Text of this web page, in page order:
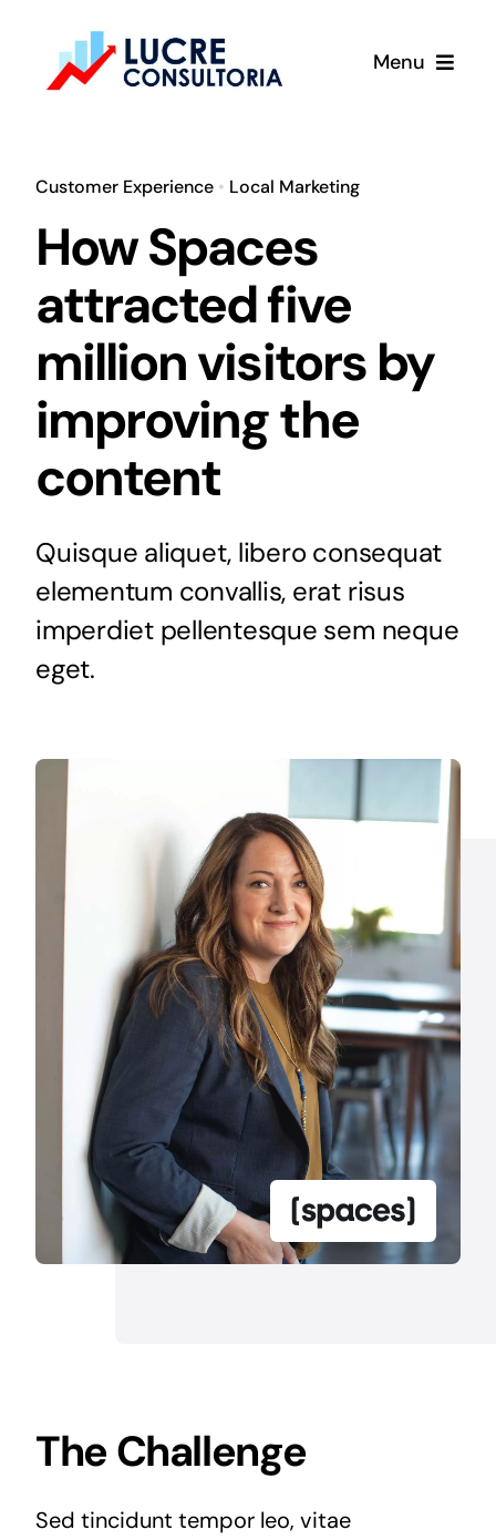
Menu
Serviços
Vídeos
Cases
Curso
Conteúdo
Materiais
Customer Experience• Local Marketing
How Spaces
attracted five
million visitors by
improving the
content
Quisque aliquet, libero consequat
elementum convallis, erat risus
imperdiet pellentesque sem neque
eget.
The Challenge
Sed tincidunt tempor leo, vitae